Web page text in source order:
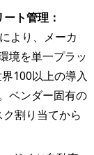
ト管理：
より、メーカ
境を単一プラッ
100以上の導入
ベンダー固有の
割り当てから